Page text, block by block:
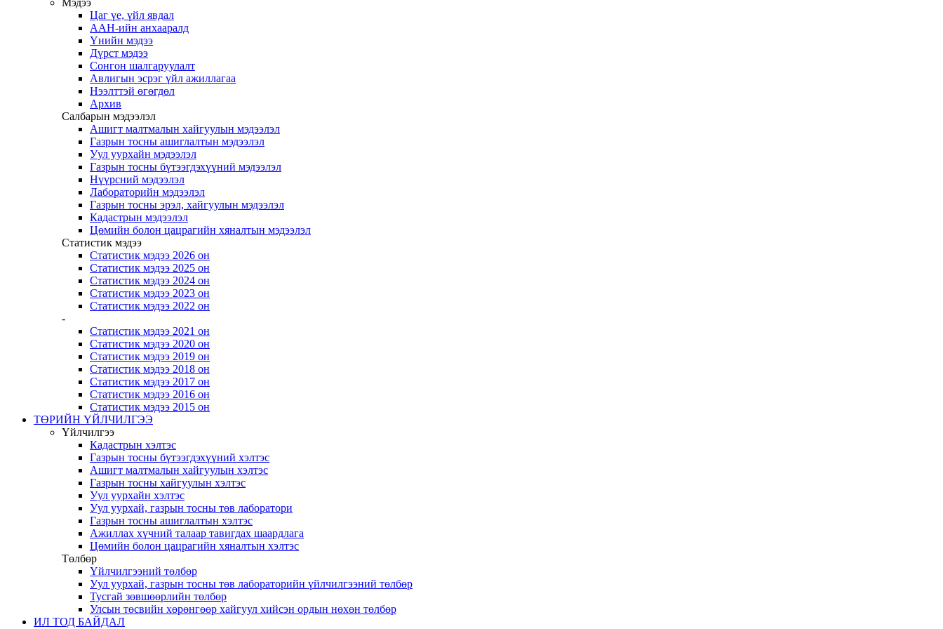
Мэдээ
Цаг үе, үйл явдал
ААН-ийн анхааралд
Үнийн мэдээ
Дүрст мэдээ
Сонгон шалгаруулалт
Авлигын эсрэг үйл ажиллагаа
Нээлттэй өгөгдөл
Архив
Салбарын мэдээлэл
Ашигт малтмалын хайгуулын мэдээлэл
Газрын тосны ашиглалтын мэдээлэл
Уул уурхайн мэдээлэл
Газрын тосны бүтээгдэхүүний мэдээлэл
Нүүрсний мэдээлэл
Лабораторийн мэдээлэл
Газрын тосны эрэл, хайгуулын мэдээлэл
Кадастрын мэдээлэл
Цөмийн болон цацрагийн хяналтын мэдээлэл
Статистик мэдээ
Статистик мэдээ 2026 он
Статистик мэдээ 2025 он
Статистик мэдээ 2024 он
Статистик мэдээ 2023 он
Статистик мэдээ 2022 он
-
Статистик мэдээ 2021 он
Статистик мэдээ 2020 он
Статистик мэдээ 2019 он
Статистик мэдээ 2018 он
Статистик мэдээ 2017 он
Статистик мэдээ 2016 он
Статистик мэдээ 2015 он
ТӨРИЙН ҮЙЛЧИЛГЭЭ
Үйлчилгээ
Кадастрын хэлтэс
Газрын тосны бүтээгдэхүүний хэлтэс
Ашигт малтмалын хайгуулын хэлтэс
Газрын тосны хайгуулын хэлтэс
Уул уурхайн хэлтэс
Уул уурхай, газрын тосны төв лаборатори
Газрын тосны ашиглалтын хэлтэс
Ажиллах хүчний талаар тавигдах шаардлага
Цөмийн болон цацрагийн хяналтын хэлтэс
Төлбөр
Үйлчилгээний төлбөр
Уул уурхай, газрын тосны төв лабораторийн үйлчилгээний төлбөр
Тусгай зөвшөөрлийн төлбөр
Улсын төсвийн хөрөнгөөр хайгуул хийсэн ордын нөхөн төлбөр
ИЛ ТОД БАЙДАЛ